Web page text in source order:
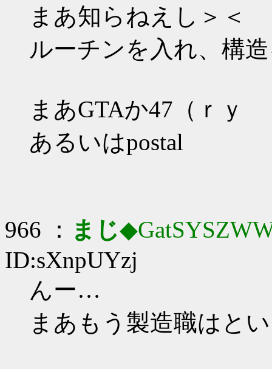
まあ知らねえし＞＜
ルーチンを入れ、構
まあGTAか47（ｒｙ
あるいはpostal
966 ： まじ
ID:sXnpUYzj
んー…
まあもう製造職はと